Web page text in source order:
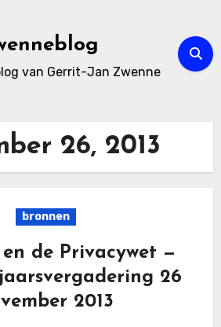
van Gerrit-Jan Zwenne
26, 2013
bronnen
de Privacywet —
26
2013